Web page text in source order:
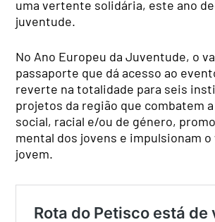
uma vertente solidária, este ano
juventude.
No Ano Europeu da Juventude, o
passaporte que dá acesso ao
reverte na totalidade para seis
projetos da região que combatem
social, racial e/ou de género,
mental dos jovens e impulsionam
jovem.